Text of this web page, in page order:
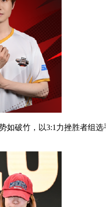
破竹，以3:1力挫胜者组